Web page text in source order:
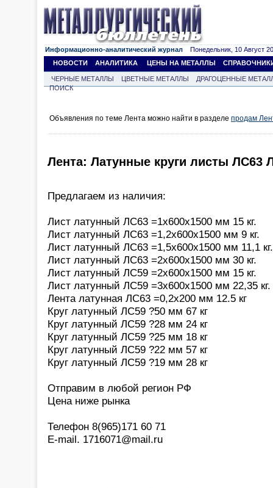
Информационно-аналитический журнал Понедельник, 10 Август
НОВОСТИ
АНАЛИТИКА ЦЕНЫ НА МЕТАЛЛЫ
ЧЕРНЫЕ МЕТАЛЛЫ ЦВЕТНЫЕ МЕТАЛЛЫ
ДРАГОЦЕННЫЕ
ПОИСК
Объявления по теме Лента можно найти в разделе продам
Лента: Латунные круги листы ЛС63
Предлагаем из наличия:
Лист латунный ЛС63 =1х600х1500 мм 15 кг.
Лист латунный ЛС63 =1,2х600х1500 мм 9 кг.
Лист латунный ЛС63 =1,5х600х1500 мм 11,1 кг.
Лист латунный ЛС63 =2х600х1500 мм 30 кг.
Лист латунный ЛС59 =2х600х1500 мм 15 кг.
Лист латунный ЛС59 =3х600х1500 мм 22,35 кг.
Лента латунная ЛС63 =0,2х200 мм 12.5 кг
Круг латунный ЛС59 ?50 мм 67 кг
Круг латунный ЛС59 ?28 мм 24 кг
Круг латунный ЛС59 ?25 мм 18 кг
Круг латунный ЛС59 ?22 мм 57 кг
Круг латунный ЛС59 ?19 мм 28 кг
Отправим в любой регион РФ
Цена ниже рынка
Телефон 8(965)171 60 71
E-mail. 1716071@mail.ru